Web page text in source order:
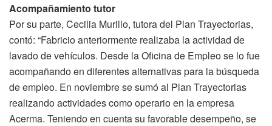
Acompañamiento tutor
Por su parte, Cecilia Murillo, tutora del Plan Trayectorias,
contó: “Fabricio anteriormente realizaba la actividad de
lavado de vehículos. Desde la Oficina de Empleo se lo fue
acompañando en diferentes alternativas para la búsqueda
de empleo. En noviembre se sumó al Plan Trayectorias
realizando actividades como operario en la empresa
Acerma. Teniendo en cuenta su favorable desempeño, se